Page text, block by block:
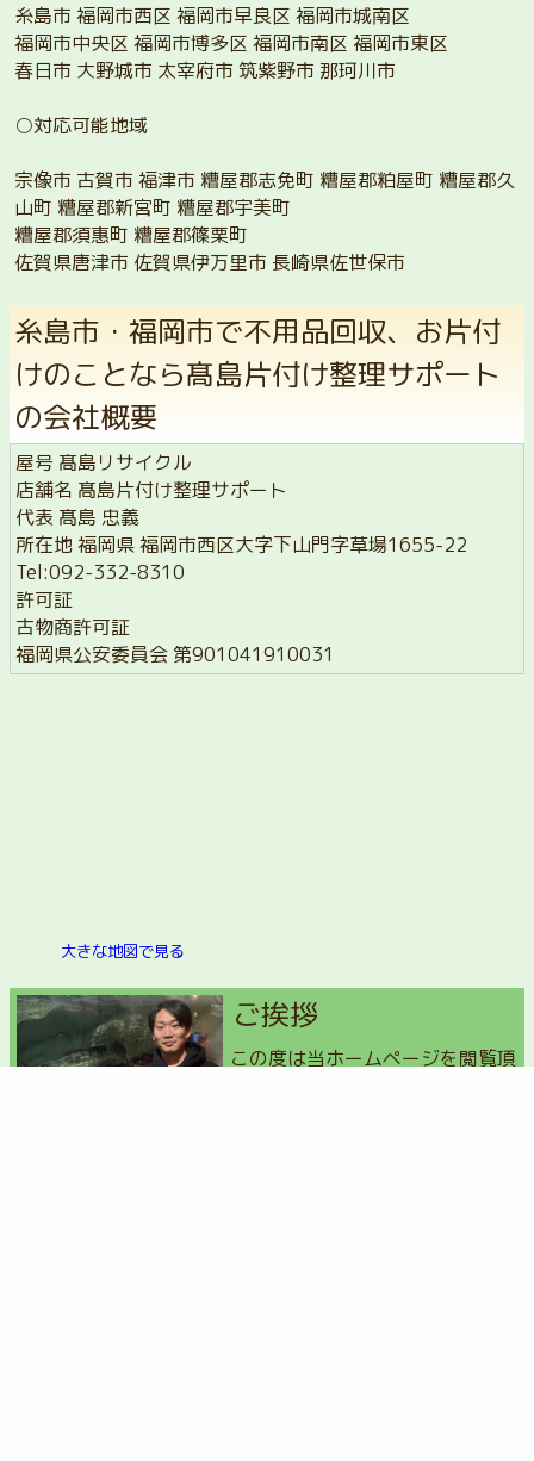
糸島市 福岡市西区 福岡市早良区 福岡市城南区
福岡市中央区 福岡市博多区 福岡市南区 福岡市東区
春日市 大野城市 太宰府市 筑紫野市 那珂川市
○対応可能地域
宗像市 古賀市 福津市 糟屋郡志免町 糟屋郡粕屋町 糟屋郡久
山町 糟屋郡新宮町 糟屋郡宇美町
糟屋郡須惠町 糟屋郡篠栗町
佐賀県唐津市 佐賀県伊万里市 長崎県佐世保市
糸島市・福岡市で不用品回収、お片付
けのことなら髙島片付け整理サポート
の会社概要
屋号 髙島リサイクル
店舗名 髙島片付け整理サポート
代表 髙島 忠義
所在地 福岡県 福岡市西区大字下山門字草場1655-22
Tel:092-332-8310
許可証
古物商許可証
福岡県公安委員会 第901041910031
大きな地図で見る
ご挨拶
この度は当ホームページを閲覧頂